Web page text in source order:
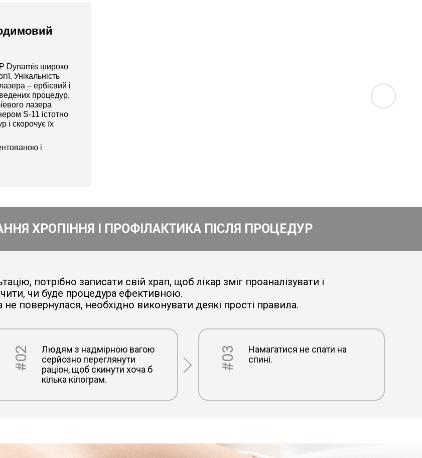
Dynamis широко
Унікальність
– ербієвий і
процедур,
лазера
S-11 істотно
і скорочує їх
і
ХРОПІННЯ І ПРОФІЛАКТИКА ПІСЛЯ ПРОЦЕДУР
потрібно записати свій храп, щоб лікар зміг проаналізувати і
чи буде процедура ефективною.
повернулася, необхідно виконувати деякі прості правила.
#02
Людям з надмірною вагою
серйозно переглянути
раціон, щоб скинути хоча б
кілька кілограм.
#03
Намагатися не спати на
спині.